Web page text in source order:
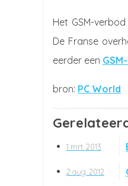
Het GSM-
De Franse
eerder een
PC World
1 mrt. 2013
2 aug. 2012